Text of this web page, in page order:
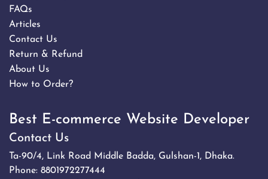
FAQs
Articles
Contact Us
Return & Refund
About Us
How to Order?
Best E-commerce Website Developer
Contact Us
Ta-90/4, Link Road Middle Badda, Gulshan-1, Dhaka.
Phone: 8801972277444